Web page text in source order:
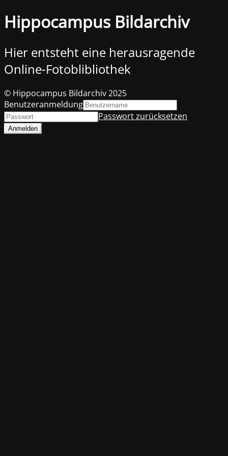
Hippocampus Bildarchiv
Hier entsteht eine herausragende
Online-Fotoblibliothek
© Hippocampus Bildarchiv 2025
Benutzeranmeldung
Passwort zurücksetzen